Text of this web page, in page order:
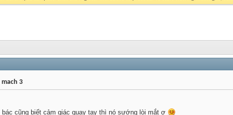
3
cũng biết cảm giác quay tay thì nó sướng lòi mắt ợ